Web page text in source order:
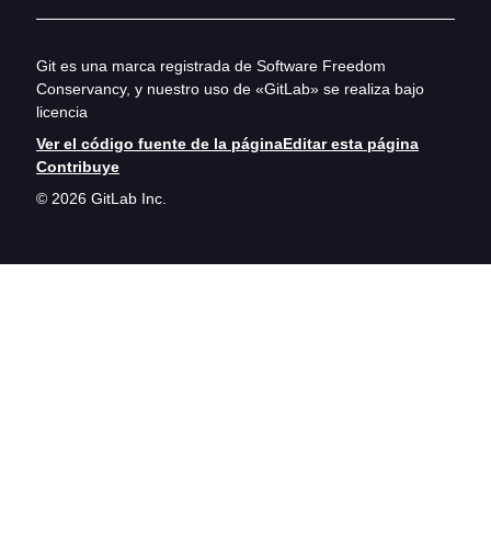
Git es una marca registrada de Software Freedom
Conservancy, y nuestro uso de «GitLab» se realiza bajo
licencia
Ver el código fuente de la páginaEditar esta página
Contribuye
© 2026 GitLab Inc.